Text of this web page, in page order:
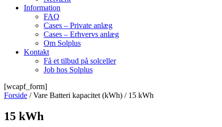
Information
FAQ
Cases – Private anlæg
Cases – Erhvervs anlæg
Om Solplus
Kontakt
Få et tilbud på solceller
Job hos Solplus
[wcapf_form]
Forside / Vare Batteri kapacitet (kWh) / 15 kWh
15 kWh